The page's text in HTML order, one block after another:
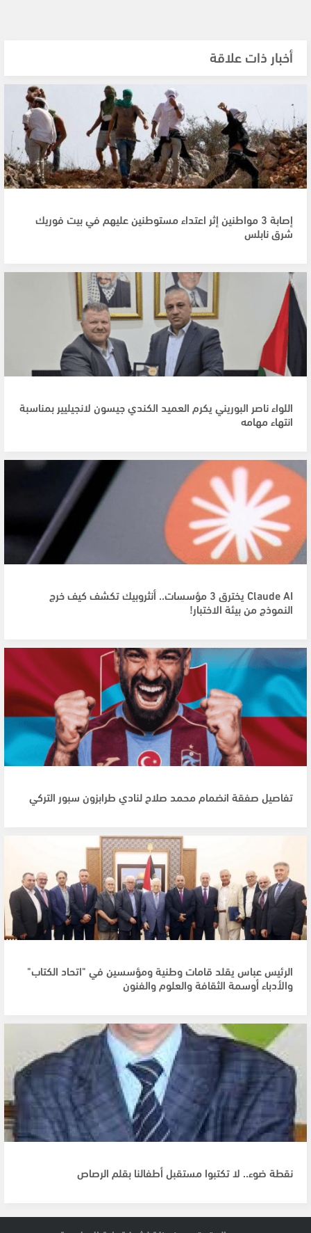
أخبار ذات علاقة
إصابة 3 مواطنين إثر اعتداء مستوطنين عليهم في بيت فوريك
شرق نابلس
اللواء ناصر البوريني يكرم العميد الكندي جيسون لانجيليير بمناسبة
انتهاء مهامه
Claude AI يخترق 3 مؤسسات.. أنثروبيك تكشف كيف خرج
النموذج من بيئة الاختبار!
تفاصيل صفقة انضمام محمد صلاح لنادي طرابزون سبور التركي
الرئيس عباس يقلد قامات وطنية ومؤسسين في "اتحاد الكتاب"
والأدباء أوسمة الثقافة والعلوم والفنون
نقطة ضوء.. لا تكتبوا مستقبل أطفالنا بقلم الرصاص